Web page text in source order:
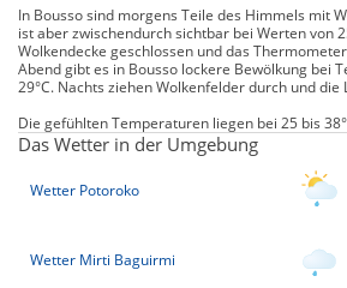
In Bousso sind morgens Teile des Himmels mit
ist aber zwischendurch sichtbar bei Werten von
Wolkendecke geschlossen und das
Abend gibt es in Bousso lockere Bewölkung bei
29°C. Nachts ziehen Wolkenfelder durch und die
Die gefühlten Temperaturen liegen bei 25 bis
Das Wetter in der Umgebung
Wetter Potoroko
Wetter Mirti Baguirmi